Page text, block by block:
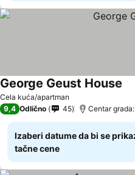
Cela kuća/apartman
George Geust House
9,4 Odlično 45 Centar
Izaberi datume da bi se
tačne cene